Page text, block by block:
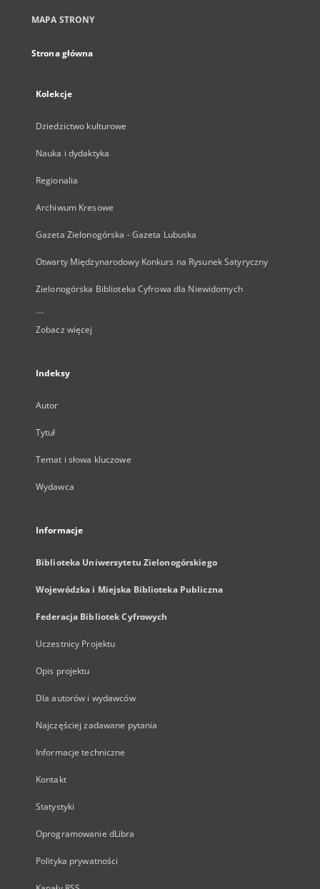
MAPA STRONY
Strona główna
Kolekcje
Dziedzictwo kulturowe
Nauka i dydaktyka
Regionalia
Archiwum Kresowe
Gazeta Zielonogórska - Gazeta Lubuska
Otwarty Międzynarodowy Konkurs na Rysunek Satyryczny
Zielonogórska Biblioteka Cyfrowa dla Niewidomych
...
Zobacz więcej
Indeksy
Autor
Tytuł
Temat i słowa kluczowe
Wydawca
Informacje
Biblioteka Uniwersytetu Zielonogórskiego
Wojewódzka i Miejska Biblioteka Publiczna
Federacja Bibliotek Cyfrowych
Uczestnicy Projektu
Opis projektu
Dla autorów i wydawców
Najczęściej zadawane pytania
Informacje techniczne
Kontakt
Statystyki
Oprogramowanie dLibra
Polityka prywatności